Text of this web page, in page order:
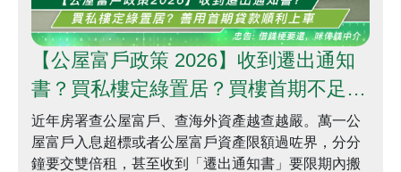
【公屋富戶政策 2026】收到遷出通知
書？買私樓定綠置居？買樓首期不足？
善用首期貸款順利上車 | 信貸366
近年房署查公屋富戶、查海外資產越查越嚴。萬一公
屋富戶入息超標或者公屋富戶資產限額過咗界，分分
鐘要交雙倍租，甚至收到「遷出通知書」要限期內搬